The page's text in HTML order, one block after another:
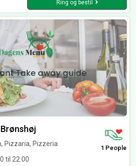
Ring og bestil
Pizzaria, Pizzeria
til 22:00
1 People